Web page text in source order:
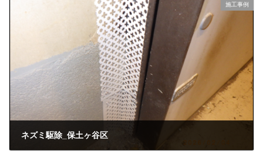
施工事例
ネズミ駆除_保土ヶ谷区